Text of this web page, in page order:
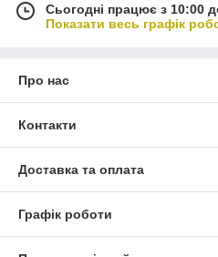
Сьогодні працює з 10:00
Показати весь графік
Про нас
Контакти
Доставка та оплата
Графік роботи